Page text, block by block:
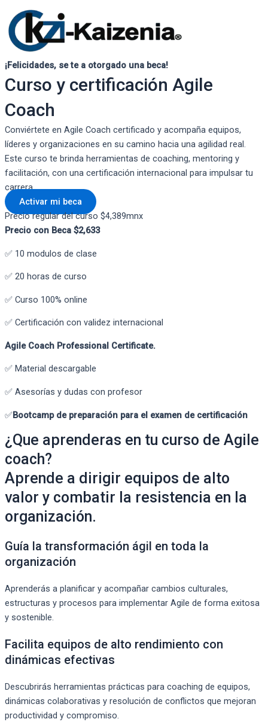
¡Felicidades, se te a otorgado una beca!
Curso y certificación Agile
Coach
Conviértete en Agile Coach certificado y acompaña equipos,
líderes y organizaciones en su camino hacia una agilidad real.
Este curso te brinda herramientas de coaching, mentoring y
facilitación, con una certificación internacional para impulsar tu
carrera.
Activar mi beca
Precio regular del curso $4,389mnx
Precio con Beca $2,633
✅ 10 modulos de clase
✅ 20 horas de curso
✅ Curso 100% online
✅ Certificación con validez internacional
Agile Coach Professional Certificate.
✅ Material descargable
✅ Asesorías y dudas con profesor
✅Bootcamp de preparación para el examen de certificación
¿Que aprenderas en tu curso de Agile
coach?
Aprende a dirigir equipos de alto
valor y combatir la resistencia en la
organización.
Guía la transformación ágil en toda la
organización
Aprenderás a planificar y acompañar cambios culturales,
estructuras y procesos para implementar Agile de forma exitosa
y sostenible.
Facilita equipos de alto rendimiento con
dinámicas efectivas
Descubrirás herramientas prácticas para coaching de equipos,
dinámicas colaborativas y resolución de conflictos que mejoran
productividad y compromiso.